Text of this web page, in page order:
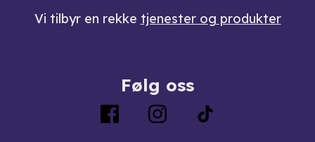
Vi tilbyr en rekke tjenester og produkter
Følg oss